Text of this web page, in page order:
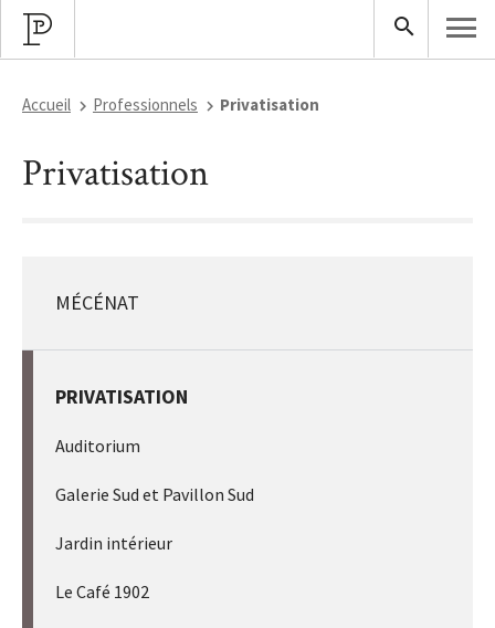
Accueil Professionnels Privatisation
Privatisation
MÉCÉNAT
PRIVATISATION
Auditorium
Galerie Sud et Pavillon Sud
Jardin intérieur
Le Café 1902